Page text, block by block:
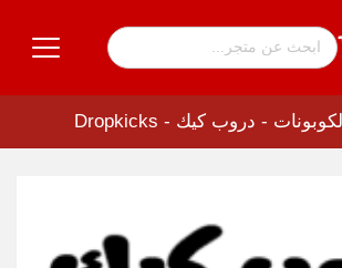
- دروب كيك - Dropkicks